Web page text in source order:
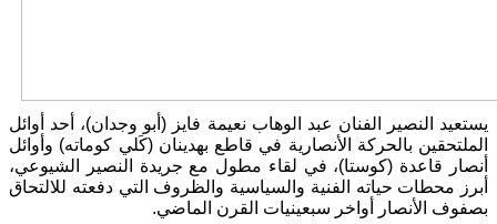
يستعيد النصير الفنان عبد الوهاب نعيمة فايز (أبو وجدان)، أحد أوائل
الملتحقين بالحركة الأنصارية في قاطع بهدينان (كَلي كوماته) وأوائل
أنصار قاعدة (كوستا)، في لقاء مطول مع جريدة النصير الشيوعي،
أبرز محطات حياته الفنية والسياسية والظروف التي دفعته للالتحاق
بصفوف الأنصار أواخر سبعينيات القرن الماضي.